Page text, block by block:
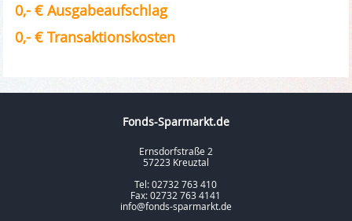
0,- € Ausgabeaufschlag
0,- € Transaktionskosten
Fonds-Sparmarkt.de
Ernsdorfstraße 2
57223 Kreuztal
Tel: 02732 763 410
Fax: 02732 763 4141
info@fonds-sparmarkt.de